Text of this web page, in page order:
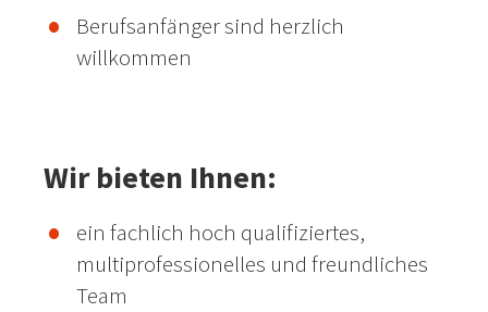
Berufsanfänger sind herzlich
willkommen
Wir bieten Ihnen:
ein fachlich hoch qualifiziertes,
multiprofessionelles und freundliches
Team